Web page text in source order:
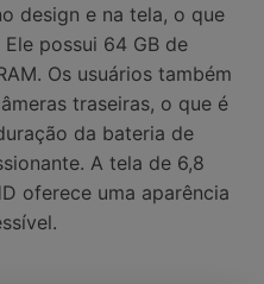
design e na tela, o que
possui 64 GB de
Os usuários também
traseiras, o que é
da bateria de
A tela de 6,8
oferece uma aparência